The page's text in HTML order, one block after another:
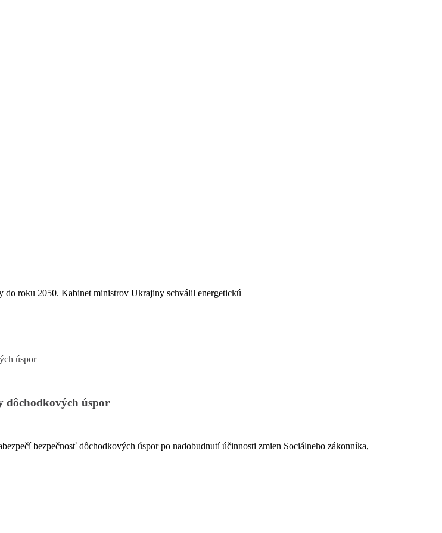
do roku 2050. Kabinet ministrov Ukrajiny schválil energetickú
dôchodkových úspor
bezpečnosť dôchodkových úspor po nadobudnutí účinnosti zmien Sociálneho zákonníka,